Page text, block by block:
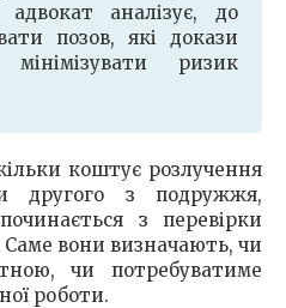
аналізує, до
позов, які докази
ризик
коштує розлучення
другого з подружжя,
з перевірки
Саме вони визначають, чи
чи потребуватиме
роботи.